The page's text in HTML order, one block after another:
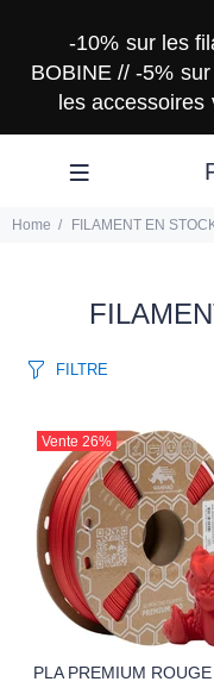
-10% sur les
BOBINE // -5%
les
Home FILAMENT EN
FILTRE
Vente 26%
PLA PREMIUM